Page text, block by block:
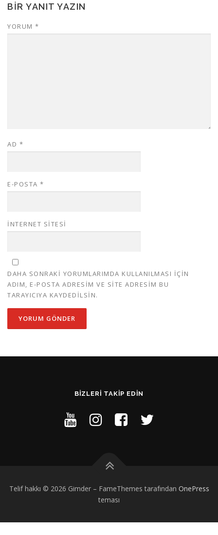
BIR YANIT YAZIN
YORUM *
AD *
E-POSTA *
İNTERNET SITESI
DAHA SONRAKI YORUMLARIMDA KULLANILMASI IÇIN
ADIM, E-POSTA ADRESIM VE SITE ADRESIM BU
TARAYICIYA KAYDEDILSIN.
BIZLERI TAKIP EDIN
Telif hakkı © 2026 Gimder – FameThemes tarafından OnePress
teması